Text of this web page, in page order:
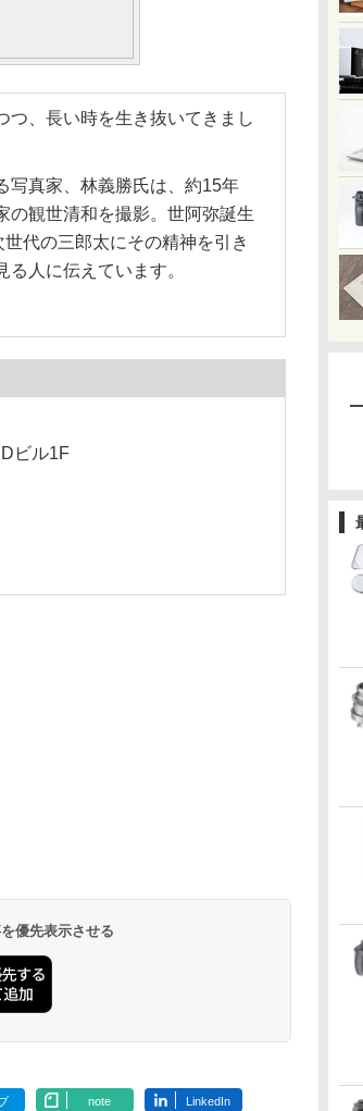
つ、長い時を生き抜いてきまし
写真家、林義勝氏は、約15年
の観世清和を撮影。世阿弥誕生
代の三郎太にその精神を引き
人に伝えています。
ビル1F
優先表示させる
note LinkedIn